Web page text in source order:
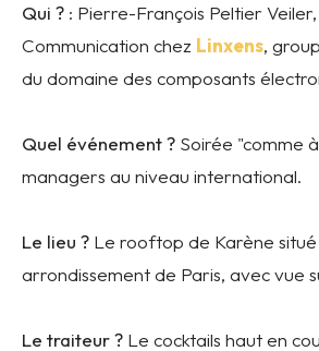
Qui ? : Pierre-François Peltier
Communication chez Linxens,
du domaine des composants
Quel événement ? Soirée "comme
managers au niveau international.
Le lieu ? Le rooftop de Karène situé
arrondissement de Paris, avec vue
Le traiteur ? Le cocktails haut en